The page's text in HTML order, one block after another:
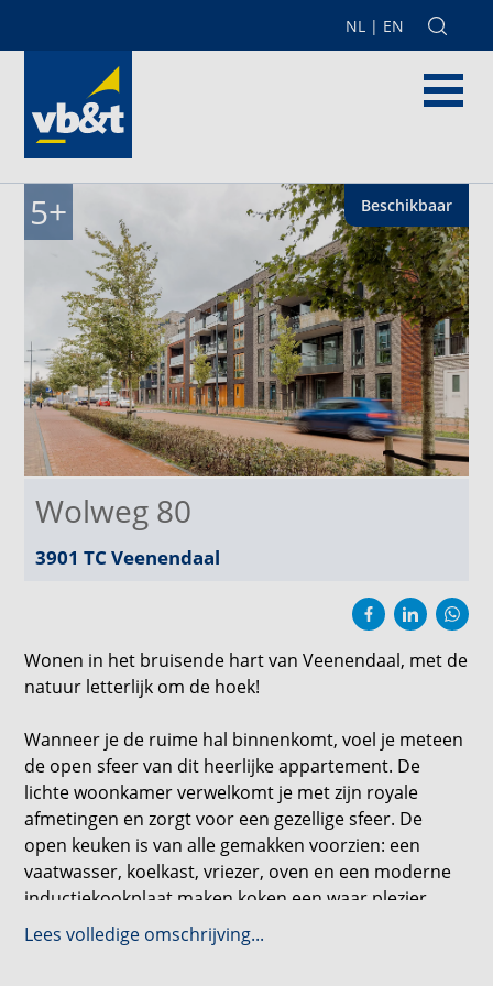
NL | EN
Beschikbaar
5+
Wolweg 80
3901 TC Veenendaal
Wonen in het bruisende hart van Veenendaal, met de
natuur letterlijk om de hoek!
Wanneer je de ruime hal binnenkomt, voel je meteen
de open sfeer van dit heerlijke appartement. De
lichte woonkamer verwelkomt je met zijn royale
afmetingen en zorgt voor een gezellige sfeer. De
open keuken is van alle gemakken voorzien: een
vaatwasser, koelkast, vriezer, oven en een moderne
inductiekookplaat maken koken een waar plezier.
Vanuit de woonkamer stap je direct het balkon op,
perfect om te genieten van een frisse neus of een
Lees volledige omschrijving...